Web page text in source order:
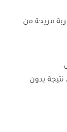
مريحة من
بدون